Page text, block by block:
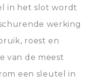
in het slot wordt
werking
roest en
van de meest
een sleutel in